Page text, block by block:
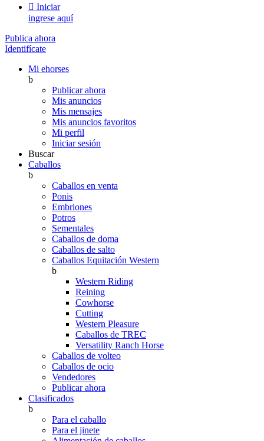
 Iniciar
ingrese aquí
Publica ahora
Identifícate
Mi ehorses
b
Publicar ahora
Mis anuncios
Mis mensajes
Mis anuncios favoritos
Mi perfil
Iniciar sesión
Buscar
Caballos
b
Caballos en venta
Ponis
Embriones
Potros
Sementales
Caballos de doma
Caballos de salto
Caballos Equitación Western
b
Western Riding
Reining
Cowhorse
Cutting
Western Pleasure
Caballos de TREC
Versatility Ranch Horse
Caballos de volteo
Caballos de ocio
Vendedores
Publicar ahora
Clasificados
b
Para el caballo
Para el jinete